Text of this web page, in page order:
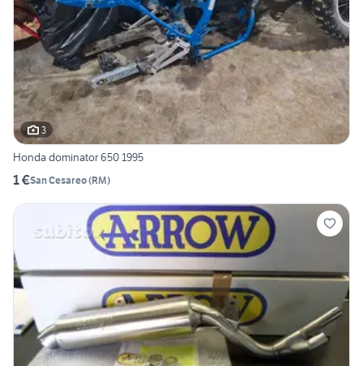
3
Honda dominator 650 1995
1 €San Cesareo(RM)